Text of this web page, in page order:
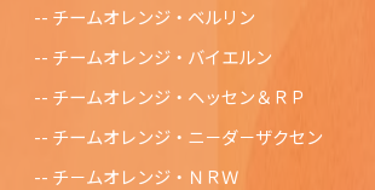
チームオレンジ・ベルリン
チームオレンジ・バイエルン
チームオレンジ・ヘッセン＆ＲＰ
チームオレンジ・ニ－ダ－ザクセン
チ－ムオレンジ・ＮＲＷ